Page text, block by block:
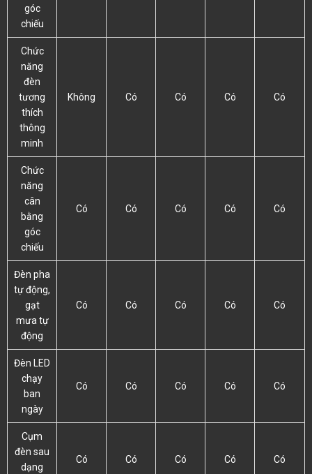
góc
chiếu
Chức
năng
đèn
tương
thích
thông
minh
Không Có Có Có Có
Chức
năng
cân
bằng
góc
chiếu
Có Có Có Có Có
Đèn pha
tự động,
gạt
mưa tự
động
Có Có Có Có Có
Đèn LED
chạy
ban
ngày
Có Có Có Có Có
Cụm
đèn sau
dạng
Có Có Có Có Có